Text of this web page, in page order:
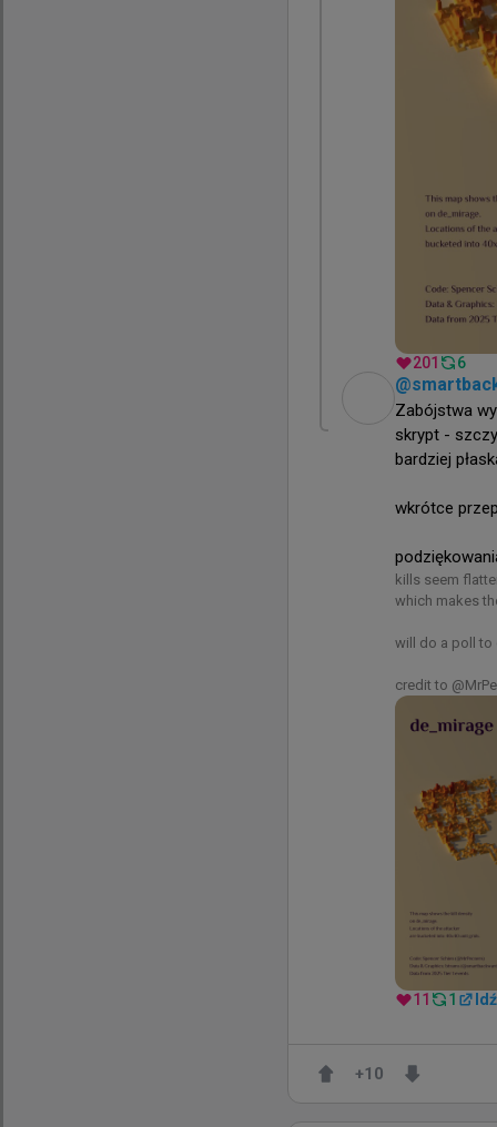
2 godziny
W Paryżu zdarzają
36-letni zawodnik z
201 6
@
Zabójstwa
skrypt -
bardziej
wkrótce
kills seem
which makes
will do a poll to
credit to
11 1
+10